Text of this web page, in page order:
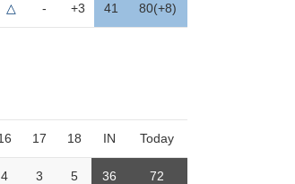
△ - +3 41 80(+8)
17 18 IN Today
4 3 5 36 72